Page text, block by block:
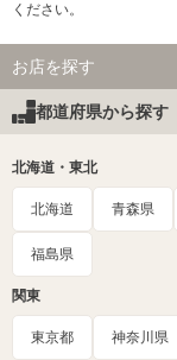
ください。
お店を探す
都道府県から探す
北海道・東北
北海道 青森県
福島県
関東
東京都 神奈川県